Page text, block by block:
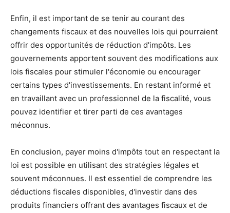
Enfin, il est important de se tenir au courant des
changements fiscaux et des nouvelles lois qui pourraient
offrir des opportunités de réduction d'impôts. Les
gouvernements apportent souvent des modifications aux
lois fiscales pour stimuler l'économie ou encourager
certains types d'investissements. En restant informé et
en travaillant avec un professionnel de la fiscalité, vous
pouvez identifier et tirer parti de ces avantages
méconnus.
En conclusion, payer moins d'impôts tout en respectant la
loi est possible en utilisant des stratégies légales et
souvent méconnues. Il est essentiel de comprendre les
déductions fiscales disponibles, d'investir dans des
produits financiers offrant des avantages fiscaux et de